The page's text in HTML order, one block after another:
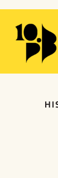
Přeskočit
obsah